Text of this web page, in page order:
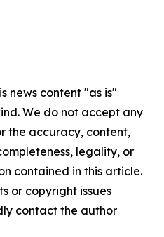
news content "as is"
We do not accept any
the accuracy, content,
legality, or
contained in this article.
or copyright issues
contact the author